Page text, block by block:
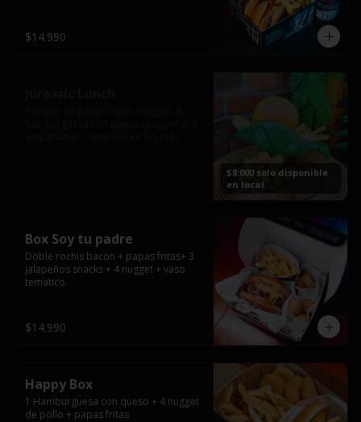
$14.990
$8.000 solo disponible
en local
Box Soy tu padre
Doble rochis bacon + papas fritas+ 3
jalapeños snacks + 4 nugget + vaso
tematico.
$14.990
Happy Box
1 Hamburguesa con queso + 4 nugget
de pollo + papas fritas